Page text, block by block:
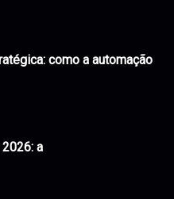
como a automação
a